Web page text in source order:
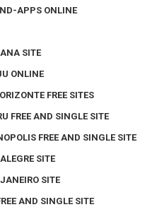
APPS ONLINE
SITE
ONLINE
FREE SITES
FREE AND SINGLE SITE
FREE AND SINGLE SITE
SITE
SITE
AND SINGLE SITE